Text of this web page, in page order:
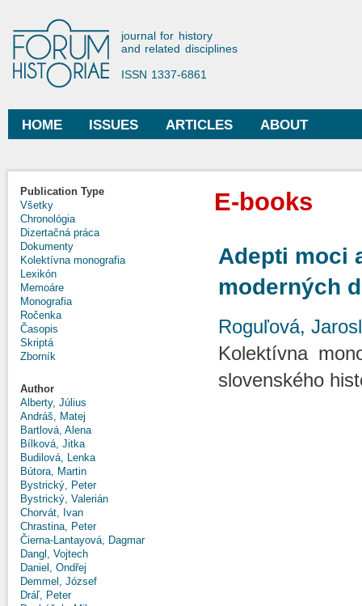
Forum Historiae
journal for history
and related disciplines
ISSN 1337-6861
Main menu
HOME ISSUES ARTICLES ABOUT
Publication Type
Všetky
Chronológia
Dizertačná práca
Dokumenty
Kolektívna monografia
Lexikón
Memoáre
Monografia
Ročenka
Časopis
Skriptá
Zborník
Author
Alberty, Július
Andráš, Matej
Bartlová, Alena
Bílková, Jitka
Budilová, Lenka
Bútora, Martin
Bystrický, Peter
Bystrický, Valerián
Chorvát, Ivan
Chrastina, Peter
Čierna-Lantayová, Dagmar
Dangl, Vojtech
Daniel, Ondřej
Demmel, József
Dráľ, Peter
E-books
Adepti moci
moderných
Roguľová,
Kolektívna
slovenského